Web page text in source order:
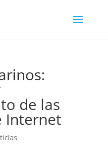
de las
Internet